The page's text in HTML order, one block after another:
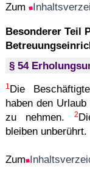
Zum
Besonderer Teil
§ 54
1 Die
haben den
zu nehmen.
2
bleiben unberührt.
Zum